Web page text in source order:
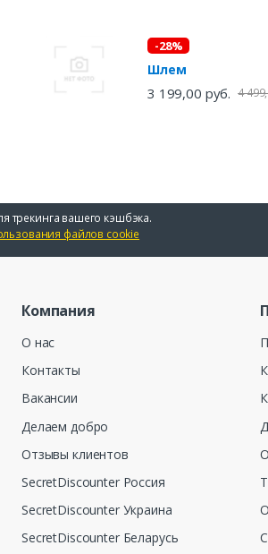
-28%
Шлем
3 199,00 руб. 4
трекинга вашего кэшбэка.
файлов cookie
Компания
О нас
Контакты
Вакансии
Делаем добро
Отзывы клиентов
SecretDiscounter Россия
SecretDiscounter Украина
SecretDiscounter Беларусь